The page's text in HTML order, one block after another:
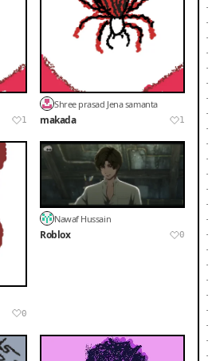
1
Shree prasad Jena samanta
makada 1
0
Nawaf Hussain
Roblox 0